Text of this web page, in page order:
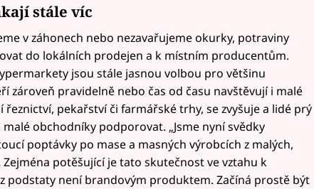
stále víc
v záhonech nebo nezavařujeme okurky, potraviny
do lokálních prodejen a k místním producentům.
jsou stále jasnou volbou pro většinu
zároveň pravidelně nebo čas od času navštěvují i malé
pekařství či farmářské trhy, se zvyšuje a lidé prý
obchodníky podporovat. „Jsme nyní svědky
poptávky po mase a masných výrobcích z malých,
potěšující je tato skutečnost ve vztahu k
podstaty není brandovým produktem. Začíná prostě být